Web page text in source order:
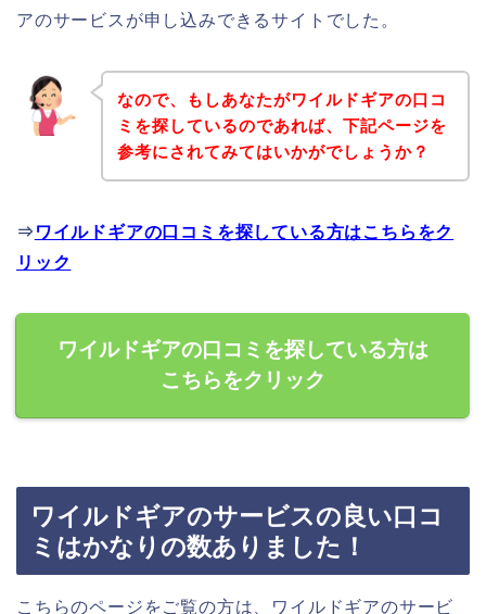
アのサービスが申し込みできるサイトでした。
なので、もしあなたがワイルドギアの口コ
ミを探しているのであれば、下記ページを
参考にされてみてはいかがでしょうか？
⇒ ワイルドギアの口コミを探している方はこちらをク
リック
ワイルドギアの口コミを探している方は
こちらをクリック
ワイルドギアのサービスの良い口コ
ミはかなりの数ありました！
こちらのページをご覧の方は、ワイルドギアのサービ